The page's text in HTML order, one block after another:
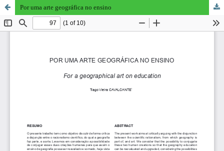
Por uma arte geográfica no ensino